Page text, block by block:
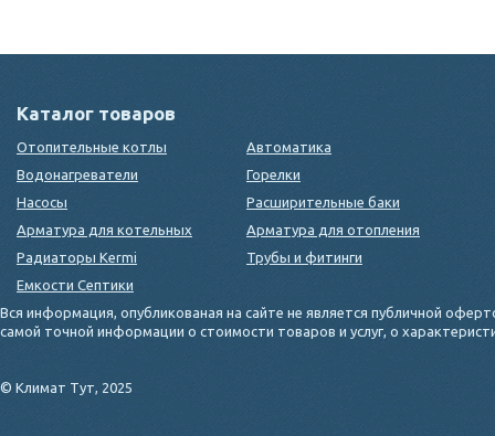
Каталог товаров
Отопительные котлы
Автоматика
Водонагреватели
Горелки
Насосы
Расширительные баки
Арматура для котельных
Арматура для отопления
Радиаторы Kermi
Трубы и фитинги
Емкости Септики
Вся информация, опубликованая на сайте не является публичной
самой точной информации о стоимости товаров и услуг, о
© Климат Тут, 2025